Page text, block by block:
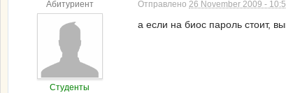
Абитуриент
Студенты
Отправлено 26 November 2009 -
а если на биос пароль стоит,